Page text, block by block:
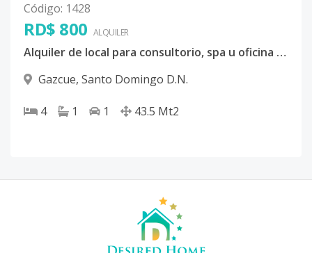
Código: 1428
RD$ 800 ALQUILER
Alquiler de local para consultorio, spa u oficina en Gazcue
Gazcue, Santo Domingo D.N.
4 1 1 43.5 Mt2